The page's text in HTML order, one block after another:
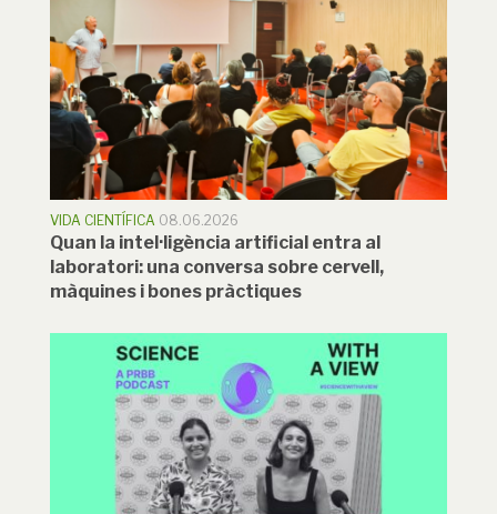
VIDA CIENTÍFICA 08.06.2026
Quan la intel·ligència artificial entra al
laboratori: una conversa sobre cervell,
màquines i bones pràctiques